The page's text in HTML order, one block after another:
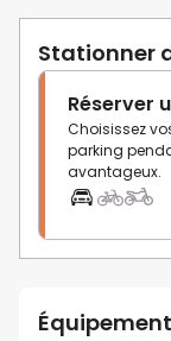
Stationner
Réserver
Choisissez
parking
avantageux.